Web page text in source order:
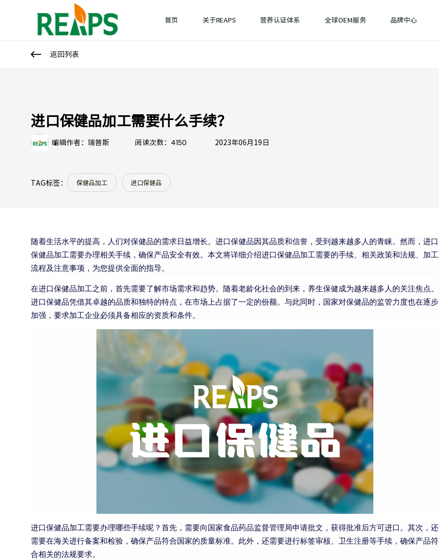
首页 关于REAPS 营养认证体系 全球OEM服务 品牌中心
返回列表
进口保健品加工需要什么手续？
编辑作者：瑞普斯 阅读次数： 4150 2023年06月19日
TAG标签： 保健品加工 进口保健品
随着生活水平的提高，人们对保健品的需求日益增长。进口保健品因其品质和信誉，受到越来越多人的青睐。然而，进口
保健品加工需要办理相关手续，确保产品安全有效。本文将详细介绍进口保健品加工需要的手续、相关政策和法规、加工
流程及注意事项，为您提供全面的指导。
在进口保健品加工之前，首先需要了解市场需求和趋势。随着老龄化社会的到来，养生保健成为越来越多人的关注焦点。
进口保健品凭借其卓越的品质和独特的特点，在市场上占据了一定的份额。与此同时，国家对保健品的监管力度也在逐步
加强，要求加工企业必须具备相应的资质和条件。
进口保健品加工需要办理哪些手续呢？首先，需要向国家食品药品监督管理局申请批文，获得批准后方可进口。其次，还
需要在海关进行备案和检验，确保产品符合国家的质量标准。此外，还需要进行标签审核、卫生注册等手续，确保产品符
合相关的法规要求。